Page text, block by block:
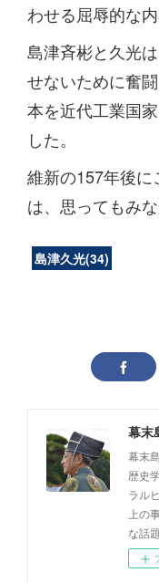
わせる屈辱的な内
島津斉彬と久光
せないために奮
本を近代工業国
した。
維新の157年後に
は、思ってもみ
島津久光(34)
幕末
幕末
歴史
ラル
上の
な話